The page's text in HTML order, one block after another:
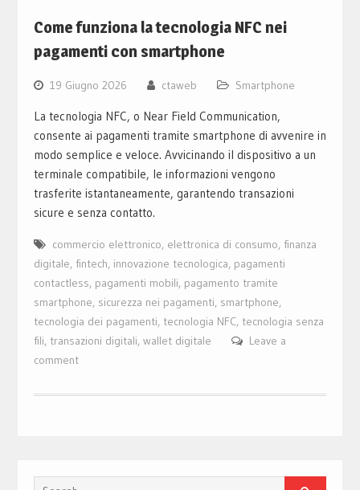
Come funziona la tecnologia NFC nei
pagamenti con smartphone
19 Giugno 2026 ctaweb Smartphone
La tecnologia NFC, o Near Field Communication,
consente ai pagamenti tramite smartphone di avvenire in
modo semplice e veloce. Avvicinando il dispositivo a un
terminale compatibile, le informazioni vengono
trasferite istantaneamente, garantendo transazioni
sicure e senza contatto.
commercio elettronico, elettronica di consumo, finanza
digitale, fintech, innovazione tecnologica, pagamenti
contactless, pagamenti mobili, pagamento tramite
smartphone, sicurezza nei pagamenti, smartphone,
tecnologia dei pagamenti, tecnologia NFC, tecnologia senza
fili, transazioni digitali, wallet digitale
Leave a
comment
Search